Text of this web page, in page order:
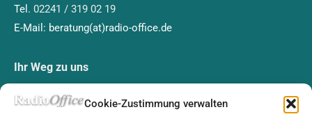
Cookie-Zustimmung verwalten
Tel. 02241 / 319 02 19
E-Mail: beratung(at)radio-office.de
Ihr Weg zu uns